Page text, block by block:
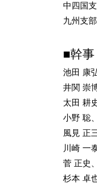
中四国
九州支
■幹事
池田 康
井関 崇
太田 耕
小野 聡
風見 正
川崎 一
菅 正史
杉本 卓